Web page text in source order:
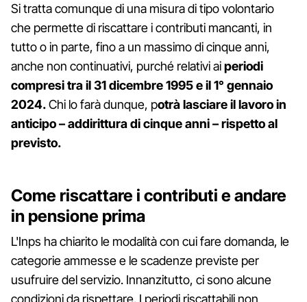
Si tratta comunque di una misura di tipo volontario
che permette di riscattare i contributi mancanti, in
tutto o in parte, fino a un massimo di cinque anni,
anche non continuativi, purché relativi aiperiodi
compresi tra il 31 dicembre 1995 e il 1° gennaio
2024.Chi lo farà dunque, potrà lasciare il lavoro in
anticipo – addirittura di cinque anni – rispetto al
previsto.
Come riscattare i contributi e andare
in pensione prima
L'Inps ha chiarito le modalità con cui fare domanda, le
categorie ammesse e le scadenze previste per
usufruire del servizio. Innanzitutto, ci sono alcune
condizioni da rispettare. I periodi riscattabili non